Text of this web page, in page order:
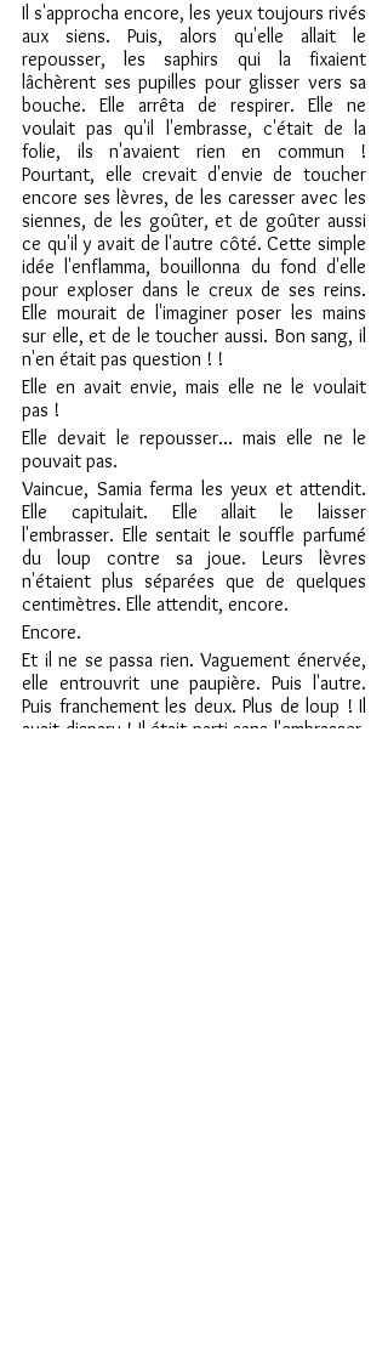
Il s'approcha encore, les yeux toujours rivés
aux siens. Puis, alors qu'elle allait le
repousser, les saphirs qui la fixaient
lâchèrent ses pupilles pour glisser vers sa
bouche. Elle arrêta de respirer. Elle ne
voulait pas qu'il l'embrasse, c'était de la
folie, ils n'avaient rien en commun !
Pourtant, elle crevait d'envie de toucher
encore ses lèvres, de les caresser avec les
siennes, de les goûter, et de goûter aussi
ce qu'il y avait de l'autre côté. Cette simple
idée l'enflamma, bouillonna du fond d'elle
pour exploser dans le creux de ses reins.
Elle mourait de l'imaginer poser les mains
sur elle, et de le toucher aussi. Bon sang, il
n'en était pas question ! !
Elle en avait envie, mais elle ne le voulait
pas !
Elle devait le repousser… mais elle ne le
pouvait pas.
Vaincue, Samia ferma les yeux et attendit.
Elle capitulait. Elle allait le laisser
l'embrasser. Elle sentait le souffle parfumé
du loup contre sa joue. Leurs lèvres
n'étaient plus séparées que de quelques
centimètres. Elle attendit, encore.
Encore.
Et il ne se passa rien. Vaguement énervée,
elle entrouvrit une paupière. Puis l'autre.
Puis franchement les deux. Plus de loup ! Il
avait disparu ! Il était parti sans l'embrasser,